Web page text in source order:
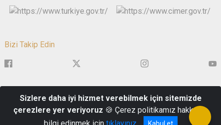
Bizi Takip Edin
/ MANİSA
0 236 231 37 27
Sizlere daha iyi hizmet verebilmek için sitemizde
çerezlere yer veriyoruz 🍪 Çerez politikamız hakkında